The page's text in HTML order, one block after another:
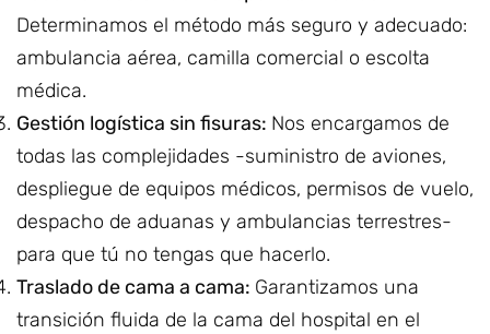
Determinamos el método más seguro y adecuado:
ambulancia aérea, camilla comercial o escolta
médica.
Gestión logística sin fisuras: Nos encargamos de
todas las complejidades -suministro de aviones,
despliegue de equipos médicos, permisos de vuelo,
despacho de aduanas y ambulancias terrestres-
para que tú no tengas que hacerlo.
Traslado de cama a cama: Garantizamos una
transición fluida de la cama del hospital en el